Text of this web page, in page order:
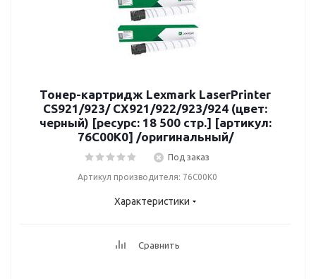
Тонер-картридж Lexmark LaserPrinter
CS921/923/ CX921/922/923/924 (цвет:
черный) [ресурс: 18 500 стр.] [артикул:
76C00K0] /оригинальный/
Под заказ
Артикул производителя: 76C00K0
Характеристики
Сравнить